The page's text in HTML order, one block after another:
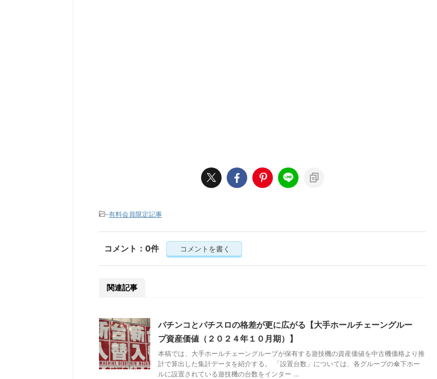
-有料会員限定記事
コメント：0件 コメントを書く
関連記事
パチンコとパチスロの格差が更に広がる【大手ホールチェーングルー
プ資産価値（２０２４年１０月期）】
本稿では、大手ホールチェーングループが保有する遊技機の資産価値を中古機価格より推
計で算出した集計データを紹介する。 「設置台数」については、各グループの傘下ホー
ルに設置されている遊技機の台数をインター ...